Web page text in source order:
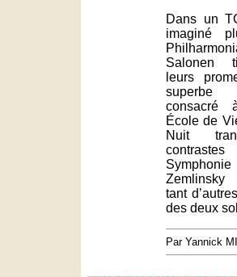
Dans un
imaginé
Salonen
leurs
superbe
consacré
École de
Nuit
Zemlinsky
tant
des deux
Par Yannick